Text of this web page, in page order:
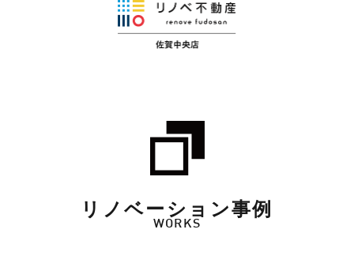
リノベーション事例
WORKS